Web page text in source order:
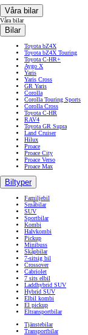
Våra bilar
Våra bilar
Bilar
Toyota bZ4X
Toyota bZ4X Touring
Toyota C-HR+
Aygo X
Yaris
Yaris Cross
GR Yaris
Corolla
Corolla Touring Sports
Corolla Cross
Toyota C-HR
RAV4
Toyota GR Supra
Land Cruiser
Hilux
Proace
Proace City
Proace Verso
Proace Max
Biltyper
Familjebil
Småbilar
SUV
Sportbilar
Kombi
Halvkombi
Pickup
Minibuss
Skåpbilar
7-sitsig bil
Crossover
Cabriolet
7 sits elbil
Laddhybrid SUV
Hybrid SUV
Elbil kombi
El pickup
Eltransportbilar
Tjänstebilar
Transportbilar